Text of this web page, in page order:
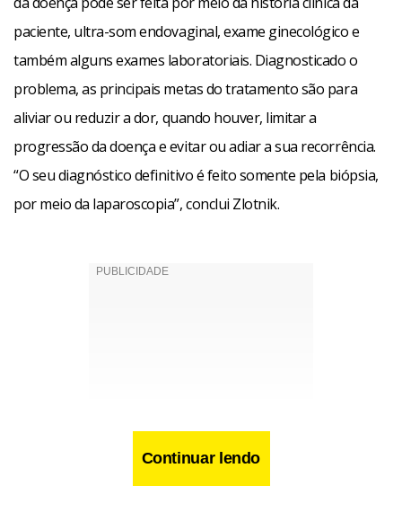
paciente, ultra-som endovaginal, exame ginecológico e
também alguns exames laboratoriais. Diagnosticado o
problema, as principais metas do tratamento são para
aliviar ou reduzir a dor, quando houver, limitar a
progressão da doença e evitar ou adiar a sua recorrência.
“O seu diagnóstico definitivo é feito somente pela biópsia,
por meio da laparoscopia”, conclui Zlotnik.
Continuar lendo